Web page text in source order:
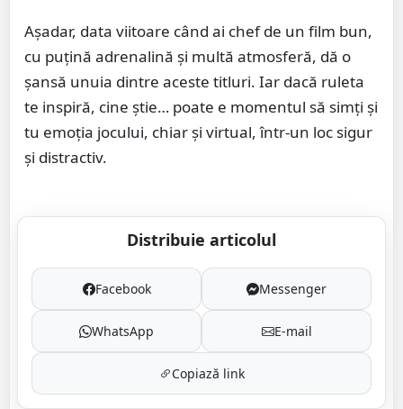
Așadar, data viitoare când ai chef de un film bun,
cu puțină adrenalină și multă atmosferă, dă o
șansă unuia dintre aceste titluri. Iar dacă ruleta
te inspiră, cine știe… poate e momentul să simți și
tu emoția jocului, chiar și virtual, într-un loc sigur
și distractiv.
Distribuie articolul
Facebook Messenger
WhatsApp E-mail
Copiază link